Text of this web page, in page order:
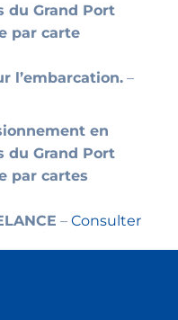
du Grand Port
par carte
l’embarcation. –
en
du Grand Port
par cartes
– Consulter